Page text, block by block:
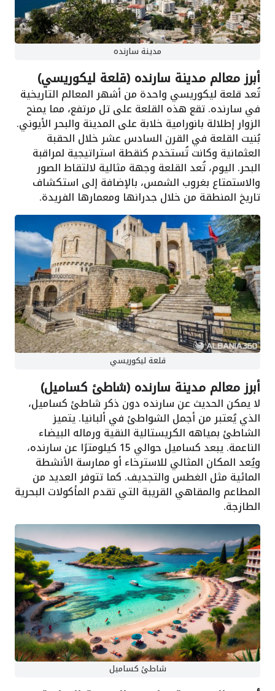
مدينة سارنده
أبرز معالم مدينة سارنده (قلعة ليكوريسي)
تُعد قلعة ليكوريسي واحدة من أشهر المعالم التاريخية
في سارنده. تقع هذه القلعة على تل مرتفع، مما يمنح
الزوار إطلالة بانورامية خلابة على المدينة والبحر الأيوني.
بُنيت القلعة في القرن السادس عشر خلال الحقبة
العثمانية وكانت تُستخدم كنقطة استراتيجية لمراقبة
البحر. اليوم، تُعد القلعة وجهة مثالية لالتقاط الصور
والاستمتاع بغروب الشمس، بالإضافة إلى استكشاف
تاريخ المنطقة من خلال جدرانها ومعمارها الفريدة.
قلعة ليكوريسي
أبرز معالم مدينة سارنده (شاطئ كساميل)
لا يمكن الحديث عن سارنده دون ذكر شاطئ كساميل،
الذي يُعتبر من أجمل الشواطئ في ألبانيا. يتميز
الشاطئ بمياهه الكريستالية النقية ورماله البيضاء
الناعمة. يبعد كساميل حوالي 15 كيلومترًا عن سارنده،
ويُعد المكان المثالي للاسترخاء أو ممارسة الأنشطة
المائية مثل الغطس والتجديف. كما تتوفر العديد من
المطاعم والمقاهي القريبة التي تقدم المأكولات البحرية
الطازجة.
شاطئ كساميل